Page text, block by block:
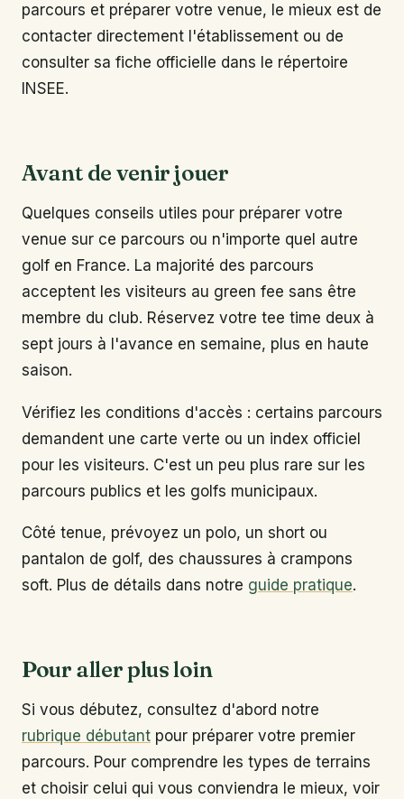
parcours et préparer votre venue, le mieux est de
contacter directement l'établissement ou de
consulter sa fiche officielle dans le répertoire
INSEE.
Avant de venir jouer
Quelques conseils utiles pour préparer votre
venue sur ce parcours ou n'importe quel autre
golf en France. La majorité des parcours
acceptent les visiteurs au green fee sans être
membre du club. Réservez votre tee time deux à
sept jours à l'avance en semaine, plus en haute
saison.
Vérifiez les conditions d'accès : certains parcours
demandent une carte verte ou un index officiel
pour les visiteurs. C'est un peu plus rare sur les
parcours publics et les golfs municipaux.
Côté tenue, prévoyez un polo, un short ou
pantalon de golf, des chaussures à crampons
soft. Plus de détails dans notre guide pratique.
Pour aller plus loin
Si vous débutez, consultez d'abord notre
rubrique débutant pour préparer votre premier
parcours. Pour comprendre les types de terrains
et choisir celui qui vous conviendra le mieux, voir